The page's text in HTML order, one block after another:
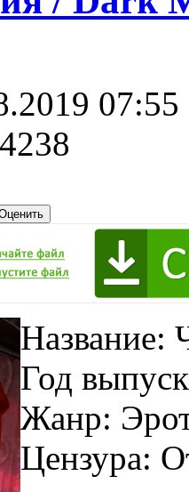
07:55
Название:
Год
Жанр:
Цензура: